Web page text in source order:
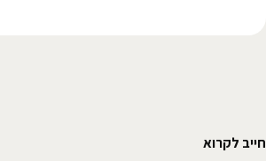
חייב לקרוא